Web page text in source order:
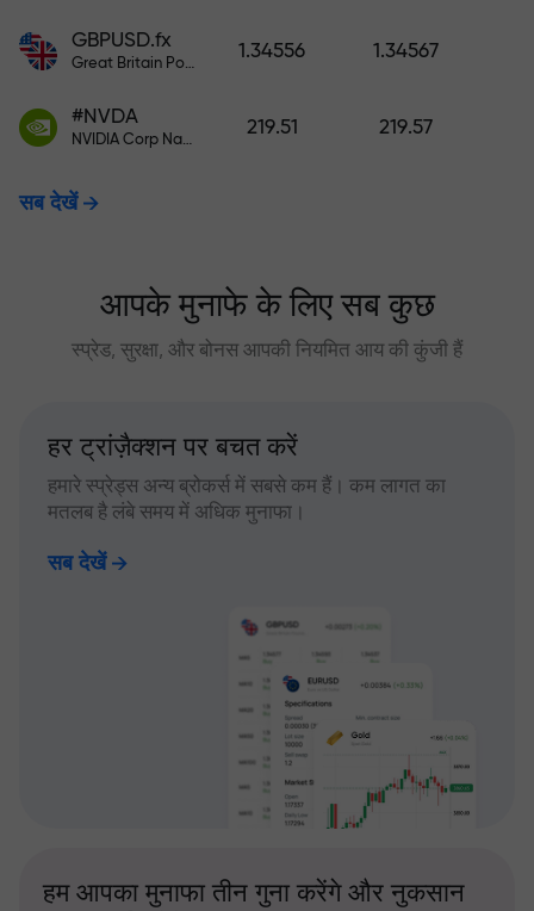
GBPUSD.fx
Great Britain Pound vs US Dollar
1.34556 1.34567
#NVDA
NVIDIA Corp Nasdaq Stock Exchange (Nasdaq) USD
219.51 219.57
सब देखें
आपके मुनाफे के लिए सब कुछ
स्प्रेड, सुरक्षा, और बोनस आपकी नियमित आय की कुंजी हैं
हर ट्रांज़ैक्शन पर बचत करें
हमारे स्प्रेड्स अन्य ब्रोकर्स में सबसे कम हैं। कम लागत का
मतलब है लंबे समय में अधिक मुनाफा।
सब देखें
हम आपका मुनाफा तीन गुना करेंगे और नुकसान